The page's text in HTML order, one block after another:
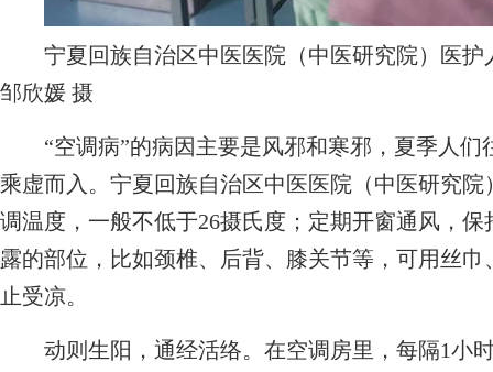
宁夏回族自治区中医医院（中医研究院）医护
邹欣媛 摄
“空调病”的病因主要是风邪和寒邪，夏季人们
乘虚而入。宁夏回族自治区中医医院（中医研究
调温度，一般不低于26摄氏度；定期开窗通风，
露的部位，比如颈椎、后背、膝关节等，可用丝
止受凉。
动则生阳，通经活络。在空调房里，每隔1小